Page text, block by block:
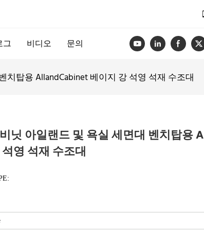
그 비디오 문의
치탑용 AllandCabinet 베이지 강 석영 석재 수조대
닛 아일랜드 및 욕실 세면대 벤치탑용
영 석재 수조대